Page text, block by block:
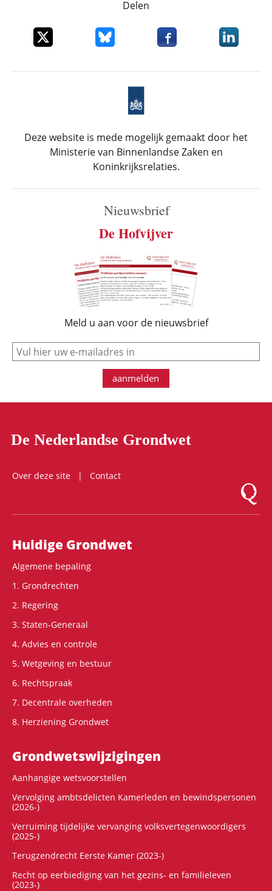
Delen
Deel dit item op XDeel dit item op Bluesky
Deel dit item opDeel dit
Deze website is mede mogelijk gemaakt door het
Ministerie van Binnenlandse Zaken en
Koninkrijksrelaties.
Nieuwsbrief
De Hofvijver
Meld u aan voor de nieuwsbrief
e-mail
aanmelden
De Nederlandse Grondwet
Over deze site
Contact
Logo
Hoofdnavigatie
Huidige Grondwet
Algemene bepaling
1. Grondrechten
2. Regering
3. Staten-Generaal
4. Advies en controle
5. Wetgeving en bestuur
6. Rechtspraak
7. Decentrale overheden
8. Herziening Grondwet
Grondwets­wijzigingen
Aanhangige wetsvoorstellen
Vervolging ambtsdelicten Kamerleden en bewindspersonen
(2026-)
Verruiming tijdelijke vervanging volksvertegenwoordigers
(2025-)
Terugzendrecht Eerste Kamer (2023-)
Recht op eerbiediging van het gezins- en familieleven
(2023-)